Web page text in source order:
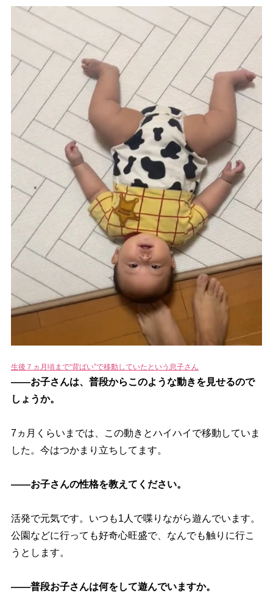
生後７ヵ月頃まで“背ばい”で移動していたという息子さん
――お子さんは、普段からこのような動きを見せるので
しょうか。
7ヵ月くらいまでは、この動きとハイハイで移動していま
した。今はつかまり立ちしてます。
――お子さんの性格を教えてください。
活発で元気です。いつも1人で喋りながら遊んでいます。
公園などに行っても好奇心旺盛で、なんでも触りに行こ
うとします。
――普段お子さんは何をして遊んでいますか。